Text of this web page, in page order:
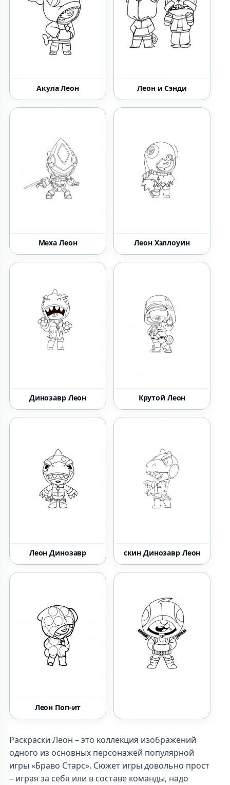
Акула Леон Леон и Сэнди
Меха Леон Леон Хэллоуин
Динозавр Леон Крутой Леон
Леон Динозавр скин Динозавр Леон
Леон Поп-ит
Раскраски Леон – это коллекция изображений
одного из основных персонажей популярной
игры «Браво Старс». Сюжет игры довольно прост
– играя за себя или в составе команды, надо